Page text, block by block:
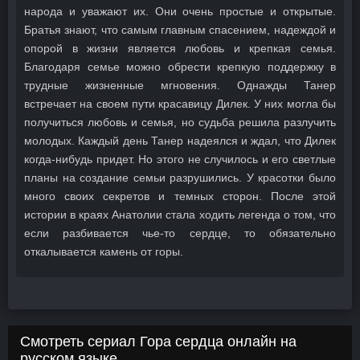
народа и уважают их. Они очень простые и открытые.
Братья знают, что самым главным спасением, надеждой и
опорой в жизни является любовь и крепкая семья.
Благодаря семье можно обрести крепкую поддержку в
трудные жизненные мгновения. Однажды Танер
встречает на своем пути красавицу Дилек. У них могла бы
получиться любовь и семья, но судьба решила разлучить
молодых. Каждый день Танер надеялся и ждал, что Дилек
когда-нибудь придет. Но этого не случилось и его светлые
планы на создание семьи разрушились. У красотки было
много своих секретов и темных сторон. После этой
истории в краях Анатолии стала ходить легенда о том, что
если разбивается чье-то сердце, то обязательно
откалывается камень от горы.
Смотреть сериал Гора сердца онлайн на